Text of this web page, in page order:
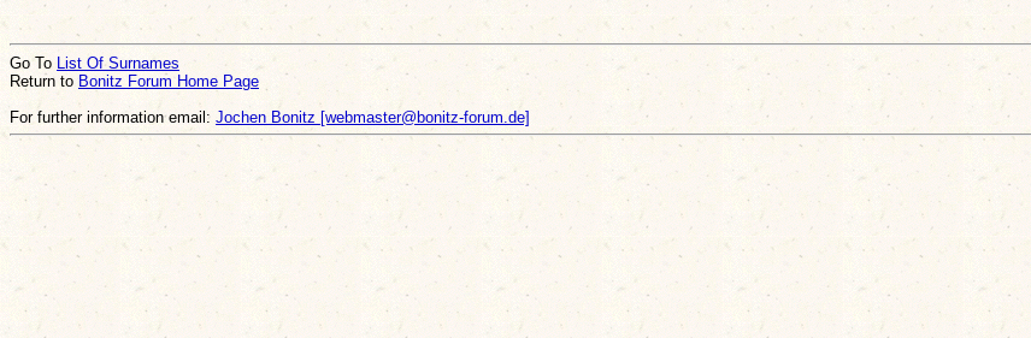
Go To
List Of Surnames
Return to Bonitz Forum Home Page
For further information email: Jochen Bonitz [webmaster@bonitz-forum.de]